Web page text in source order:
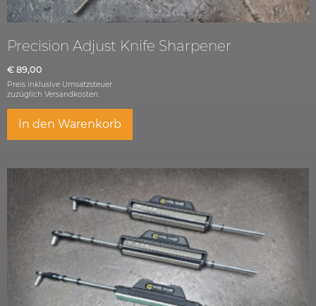
Precision Adjust Knife Sharpener
€ 89,00
Preis inklusive Umsatzsteuer
zuzüglich Versandkosten.
In den Warenkorb